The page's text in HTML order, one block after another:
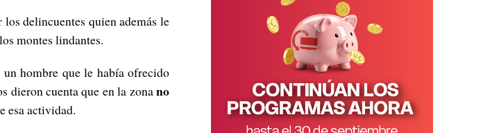
delincuentes quien además le
montes lindantes.
hombre que le había ofrecido
dieron cuenta que en la zonano
esa actividad.